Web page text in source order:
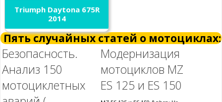
Triumph Daytona 675R
2014
Пять случайных статей о мотоциклах:
Безопасность.
Анализ 150
мотоциклетных
Модернизация
мотоциклов MZ
ES 125 и ES 150